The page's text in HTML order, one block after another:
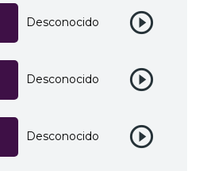
Desconocido
Desconocido
Desconocido